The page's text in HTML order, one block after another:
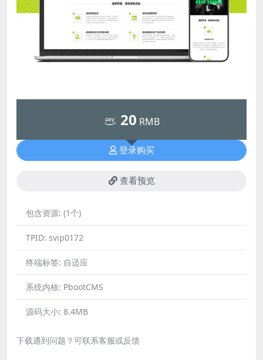
20 RMB
登录购买
查看预览
包含资源: (1个)
TPID: svip0172
终端标签: 自适应
系统内核: PbootCMS
源码大小: 8.4MB
下载遇到问题？可联系客服或反馈